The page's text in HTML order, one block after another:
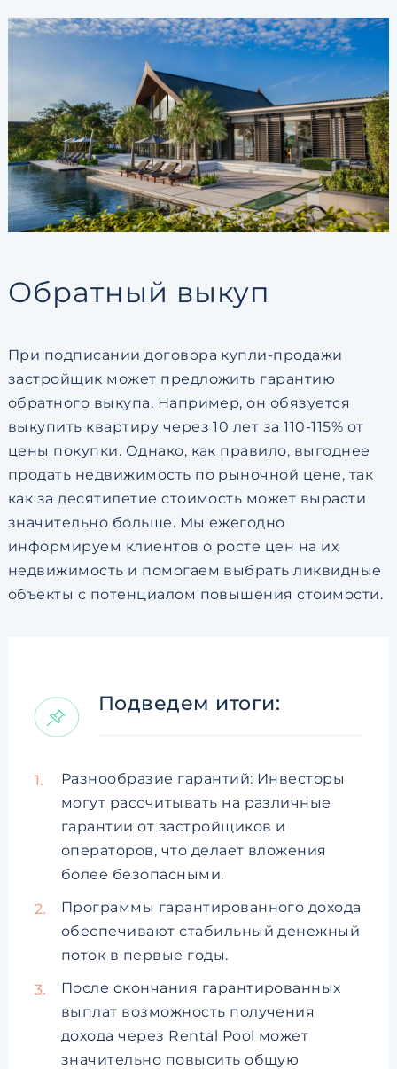
Обратный выкуп
При подписании договора купли-продажи
застройщик может предложить гарантию
обратного выкупа. Например, он обязуется
выкупить квартиру через 10 лет за 110-115% от
цены покупки. Однако, как правило, выгоднее
продать недвижимость по рыночной цене, так
как за десятилетие стоимость может вырасти
значительно больше. Мы ежегодно
информируем клиентов о росте цен на их
недвижимость и помогаем выбрать ликвидные
объекты с потенциалом повышения стоимости.
Подведем итоги:
Разнообразие гарантий: Инвесторы
могут рассчитывать на различные
гарантии от застройщиков и
операторов, что делает вложения
более безопасными.
Программы гарантированного дохода
обеспечивают стабильный денежный
поток в первые годы.
После окончания гарантированных
выплат возможность получения
дохода через Rental Pool может
значительно повысить общую